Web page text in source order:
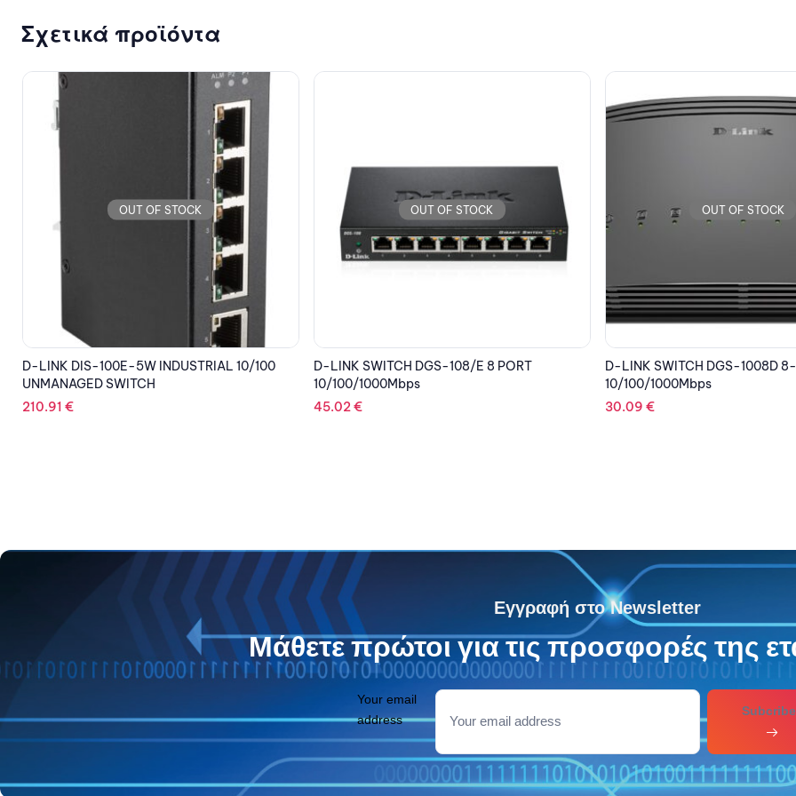
Σχετικά προϊόντα
OUT OF STOCK
D-LINK SWITCH DGS-108/E 8 PORT
10/100/1000Mbps
45.02 €
OUT OF STOCK
D-LINK SWITCH DGS-1008D 8-Port
10/100/1000Mbps
30.09€
OUT OF STOCK
D-LINK SWITCH DGS-1008P
10/100/1000Mbps 4 PoE Ports
84.13€
Εγγραφή στο Newsletter
Μάθετε πρώτοι για τις προσφορές της
Your email
address